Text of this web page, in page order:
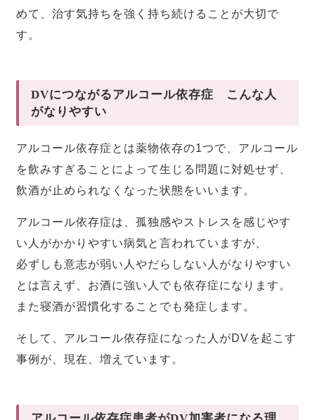
めて、治す気持ちを強く持ち続けることが大切で
す。
DVにつながるアルコール依存症 こんな人
がなりやすい
アルコール依存症とは薬物依存の1つで、アルコール
を飲みすぎることによって生じる問題に対処せず、
飲酒が止められなくなった状態をいいます。
アルコール依存症は、孤独感やストレスを感じやす
い人がかかりやすい病気と言われていますが、
必ずしも意志が弱い人やだらしない人がなりやすい
とは言えず、お酒に強い人でも依存症になります。
また寝酒が習慣化することでも発症します。
そして、アルコール依存症になった人がDVを起こす
事例が、現在、増えています。